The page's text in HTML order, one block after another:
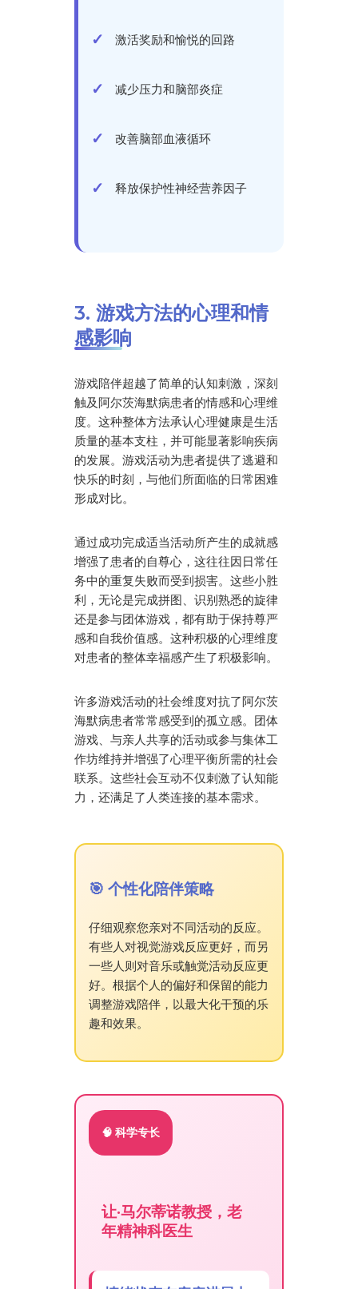
激活奖励和愉悦的回路
减少压力和脑部炎症
改善脑部血液循环
释放保护性神经营养因子
3. 游戏方法的心理和情
感影响
游戏陪伴超越了简单的认知刺激，深刻
触及阿尔茨海默病患者的情感和心理维
度。这种整体方法承认心理健康是生活
质量的基本支柱，并可能显著影响疾病
的发展。游戏活动为患者提供了逃避和
快乐的时刻，与他们所面临的日常困难
形成对比。
通过成功完成适当活动所产生的成就感
增强了患者的自尊心，这往往因日常任
务中的重复失败而受到损害。这些小胜
利，无论是完成拼图、识别熟悉的旋律
还是参与团体游戏，都有助于保持尊严
感和自我价值感。这种积极的心理维度
对患者的整体幸福感产生了积极影响。
许多游戏活动的社会维度对抗了阿尔茨
海默病患者常常感受到的孤立感。团体
游戏、与亲人共享的活动或参与集体工
作坊维持并增强了心理平衡所需的社会
联系。这些社会互动不仅刺激了认知能
力，还满足了人类连接的基本需求。
🎯 个性化陪伴策略
仔细观察您亲对不同活动的反应。
有些人对视觉游戏反应更好，而另
一些人则对音乐或触觉活动反应更
好。根据个人的偏好和保留的能力
调整游戏陪伴，以最大化干预的乐
趣和效果。
🧠 科学专长
让·马尔蒂诺教授，老
年精神科医生